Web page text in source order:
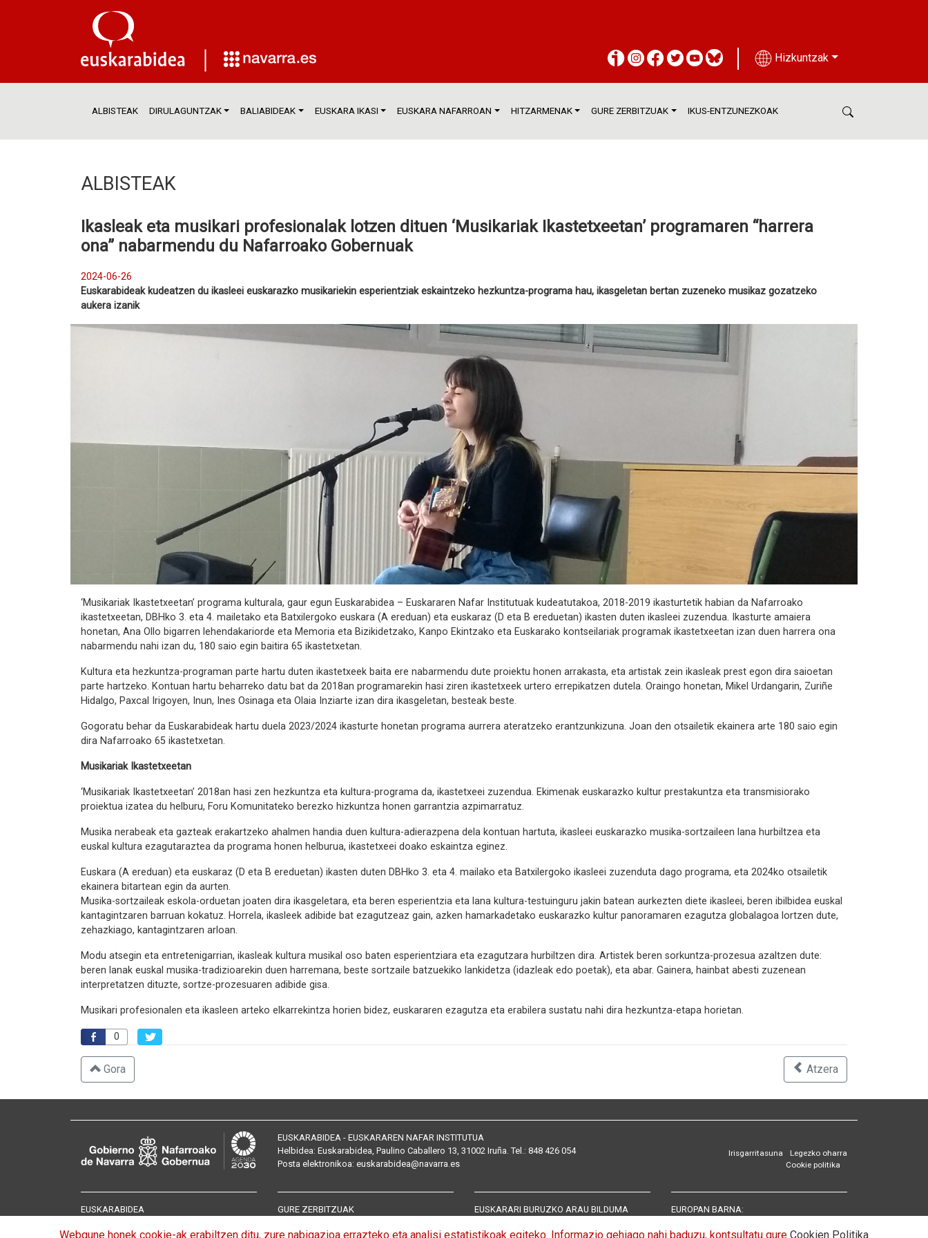
Hizkuntzak
ALBISTEAK DIRULAGUNTZAK BALIABIDEAK EUSKARA IKASI EUSKARA NAFARROAN HITZARMENAK GURE ZERBITZUAK IKUS-ENTZUNEZKOAK
ALBISTEAK
Ikasleak eta musikari profesionalak lotzen dituen ‘Musikariak Ikastetxeetan’ programaren “harrera
ona” nabarmendu du Nafarroako Gobernuak
2024-06-26
Euskarabideak kudeatzen du ikasleei euskarazko musikariekin esperientziak eskaintzeko hezkuntza-programa hau, ikasgeletan bertan zuzeneko musikaz gozatzeko
aukera izanik
‘Musikariak Ikastetxeetan’ programa kulturala, gaur egun Euskarabidea – Euskararen Nafar Institutuak kudeatutakoa, 2018-2019 ikasturtetik habian da Nafarroako
ikastetxeetan, DBHko 3. eta 4. mailetako eta Batxilergoko euskara (A ereduan) eta euskaraz (D eta B ereduetan) ikasten duten ikasleei zuzendua. Ikasturte amaiera
honetan, Ana Ollo bigarren lehendakariorde eta Memoria eta Bizikidetzako, Kanpo Ekintzako eta Euskarako kontseilariak programak ikastetxeetan izan duen harrera ona
nabarmendu nahi izan du, 180 saio egin baitira 65 ikastetxetan.
Kultura eta hezkuntza-programan parte hartu duten ikastetxeek baita ere nabarmendu dute proiektu honen arrakasta, eta artistak zein ikasleak prest egon dira saioetan
parte hartzeko. Kontuan hartu beharreko datu bat da 2018an programarekin hasi ziren ikastetxeek urtero errepikatzen dutela. Oraingo honetan, Mikel Urdangarin, Zuriñe
Hidalgo, Paxcal Irigoyen, Inun, Ines Osinaga eta Olaia Inziarte izan dira ikasgeletan, besteak beste.
Gogoratu behar da Euskarabideak hartu duela 2023/2024 ikasturte honetan programa aurrera ateratzeko erantzunkizuna. Joan den otsailetik ekainera arte 180 saio egin
dira Nafarroako 65 ikastetxetan.
Musikariak Ikastetxeetan
‘Musikariak Ikastetxeetan’ 2018an hasi zen hezkuntza eta kultura-programa da, ikastetxeei zuzendua. Ekimenak euskarazko kultur prestakuntza eta transmisiorako
proiektua izatea du helburu, Foru Komunitateko berezko hizkuntza honen garrantzia azpimarratuz.
Musika nerabeak eta gazteak erakartzeko ahalmen handia duen kultura-adierazpena dela kontuan hartuta, ikasleei euskarazko musika-sortzaileen lana hurbiltzea eta
euskal kultura ezagutaraztea da programa honen helburua, ikastetxeei doako eskaintza eginez.
Euskara (A ereduan) eta euskaraz (D eta B ereduetan) ikasten duten DBHko 3. eta 4. mailako eta Batxilergoko ikasleei zuzenduta dago programa, eta 2024ko otsailetik
ekainera bitartean egin da aurten.
Musika-sortzaileak eskola-orduetan joaten dira ikasgeletara, eta beren esperientzia eta lana kultura-testuinguru jakin batean aurkezten diete ikasleei, beren ibilbidea euskal
kantagintzaren barruan kokatuz. Horrela, ikasleek adibide bat ezagutzeaz gain, azken hamarkadetako euskarazko kultur panoramaren ezagutza globalagoa lortzen dute,
zehazkiago, kantagintzaren arloan.
Modu atsegin eta entretenigarrian, ikasleak kultura musikal oso baten esperientziara eta ezagutzara hurbiltzen dira. Artistek beren sorkuntza-prozesua azaltzen dute:
beren lanak euskal musika-tradizioarekin duen harremana, beste sortzaile batzuekiko lankidetza (idazleak edo poetak), eta abar. Gainera, hainbat abesti zuzenean
interpretatzen dituzte, sortze-prozesuaren adibide gisa.
Musikari profesionalen eta ikasleen arteko elkarrekintza horien bidez, euskararen ezagutza eta erabilera sustatu nahi dira hezkuntza-etapa horietan.
0
Atzera
Gora
EUSKARABIDEA - EUSKARAREN NAFAR INSTITUTUA
Helbidea: Euskarabidea, Paulino Caballero 13, 31002 Iruña . Tel.: 848 426 054
Posta elektronikoa: euskarabidea@navarra.es
Legezko oharra
Irisgarritasuna
Cookie politika
EUSKARABIDEA
Aurkezpena
GURE ZERBITZUAK
Itzulpen zerbitzuak
EUSKARARI BURUZKO ARAU BILDUMA
Arautegia
EUROPAN BARNA:
Eskualdeetako eta Eremu Urriko Hizkuntzen
Webgune honek cookie-ak erabiltzen ditu, zure nabigazioa errazteko eta analisi estatistikoak egiteko. Informazio gehiago nahi baduzu, kontsultatu gure Cookien Politika